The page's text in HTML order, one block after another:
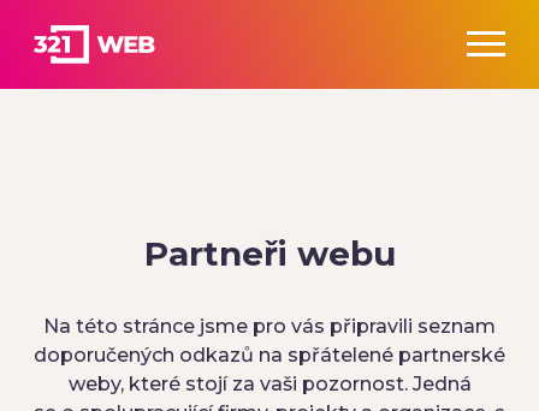
Partneři webu
Na této stránce jsme pro vás připravili seznam
doporučených odkazů na spřátelené partnerské
weby, které stojí za vaši pozornost. Jedná